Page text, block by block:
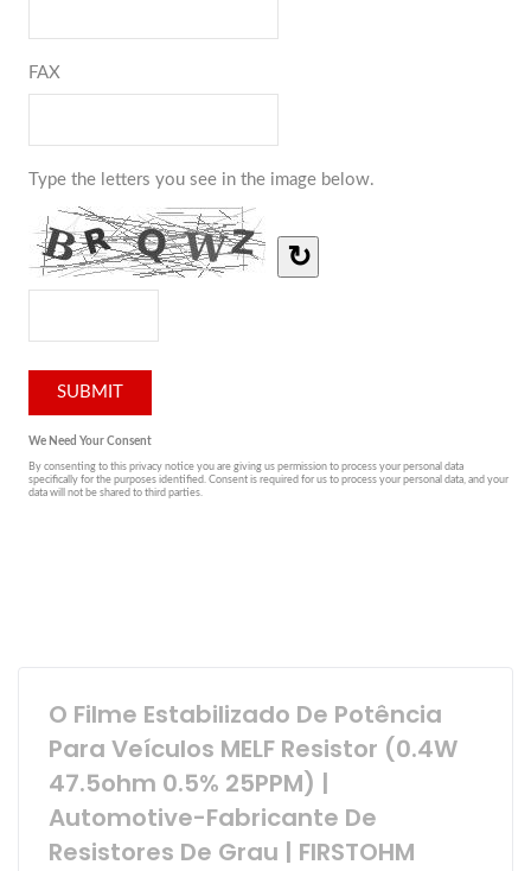
O Filme Estabilizado De Potência
Para Veículos MELF Resistor (0.4W
47.5ohm 0.5% 25PPM) |
Automotive-Fabricante De
Resistores De Grau | FIRSTOHM